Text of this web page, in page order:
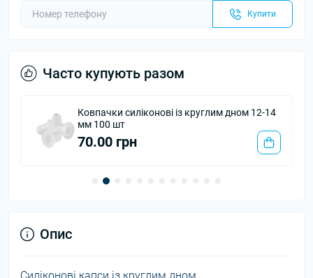
Купити
Часто купують разом
Ковпачки силіконові із круглим дном 12-14
мм 100 шт
70.00 грн
Опис